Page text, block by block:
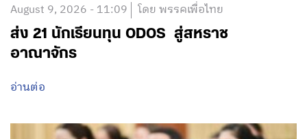
August 9, 2026 - 11:09 โดย พรรคเพื่อไทย
ส่ง 21 นักเรียนทุน ODOS สู่สหราช
อาณาจักร
อ่านต่อ